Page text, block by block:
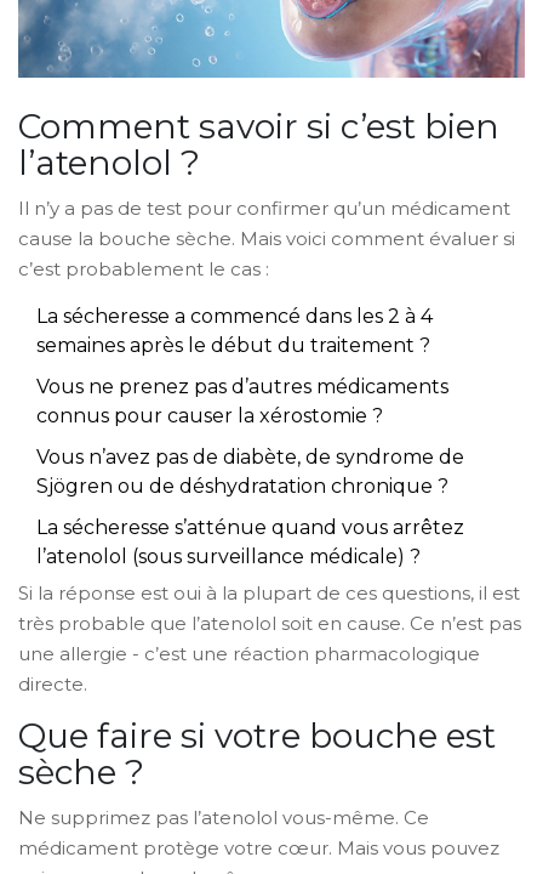
Comment savoir si c’est bien
l’atenolol ?
Il n’y a pas de test pour confirmer qu’un médicament
cause la bouche sèche. Mais voici comment évaluer si
c’est probablement le cas :
La sécheresse a commencé dans les 2 à 4
semaines après le début du traitement ?
Vous ne prenez pas d’autres médicaments
connus pour causer la xérostomie ?
Vous n’avez pas de diabète, de syndrome de
Sjögren ou de déshydratation chronique ?
La sécheresse s’atténue quand vous arrêtez
l’atenolol (sous surveillance médicale) ?
Si la réponse est oui à la plupart de ces questions, il est
très probable que l’atenolol soit en cause. Ce n’est pas
une allergie - c’est une réaction pharmacologique
directe.
Que faire si votre bouche est
sèche ?
Ne supprimez pas l’atenolol vous-même. Ce
médicament protège votre cœur. Mais vous pouvez